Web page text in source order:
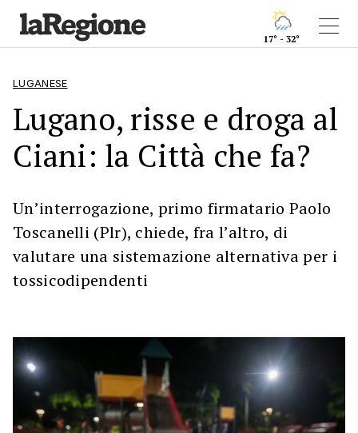
17° - 32°
LUGANESE
Lugano, risse e droga al
Ciani: la Città che fa?
Un’interrogazione, primo firmatario Paolo
Toscanelli (Plr), chiede, fra l’altro, di
valutare una sistemazione alternativa per i
tossicodipendenti